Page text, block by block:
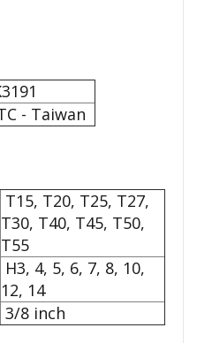
- Taiwan
T15, T20, T25, T27,
T30, T40, T45, T50,
T55
H3, 4, 5, 6, 7, 8, 10,
12, 14
3/8 inch